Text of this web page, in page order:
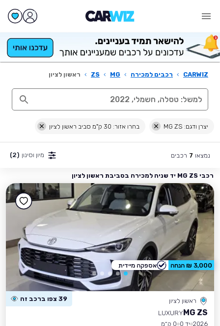
CARWIZ
› רכבים למכירה ›
MG
›
ZS
› ראשון לציון
יצרן ודגם: MG ZS בחרו אזור: 30 ק"מ סביב ראשון לציון
נמצאו 7 רכבים מיון וסינון (2)
רכבי MG ZS יד שניה למכירה בסביבת ראשון לציון
ראשון לציון 39 צפו ברכב זה
MG ZS
LUXURY
2026 יד 0
0 ק״מ
3,000 ₪ הנחה אספקה מיידית